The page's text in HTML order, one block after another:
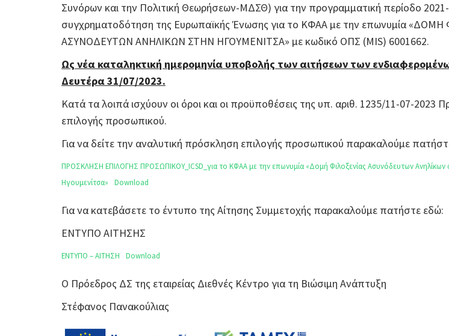
Συνόρων και την Πολιτική Θεωρήσεων-ΜΔΣΘ) για την προγραμματική περίοδο
συγχρηματοδότηση της Ευρωπαϊκής Ένωσης για το ΚΦΑΑ με την επωνυμία «ΔΟΜΗ
ΑΣΥΝΟΔΕΥΤΩΝ ΑΝΗΛΙΚΩΝ ΣΤΗΝ ΗΓΟΥΜΕΝΙΤΣΑ» με κωδικό ΟΠΣ (MIS) 6001662.
Ως νέα καταληκτική ημερομηνία υποβολής των αιτήσεων των
Δευτέρα 31/07/2023.
Κατά τα λοιπά ισχύουν οι όροι και οι προϋποθέσεις της υπ. αριθ. 1235/11-07-2023
επιλογής προσωπικού.
Για να δείτε την αναλυτική πρόσκληση επιλογής προσωπικού παρακαλούμε
ΠΡΟΣΚΛΗΣΗ ΕΠΙΛΟΓΗΣ ΠΡΟΣΩΠΙΚΟΥ_ICSD_για το ΚΦΑΑ με την επωνυμία «Δομή Φιλοξενίας Ασυνόδευτων Ανηλίκων
Ηγουμενίτσα»
Download
Για να κατεβάσετε το έντυπο της Αίτησης Συμμετοχής παρακαλούμε πατήστε εδώ:
ΕΝΤΥΠΟ ΑΙΤΗΣΗΣ
ΕΝΤΥΠΟ – ΑΙΤΗΣΗ Download
Ο Πρόεδρος ΔΣ της εταιρείας Διεθνές Κέντρο για τη Βιώσιμη Ανάπτυξη
Στέφανος Πανακούλιας